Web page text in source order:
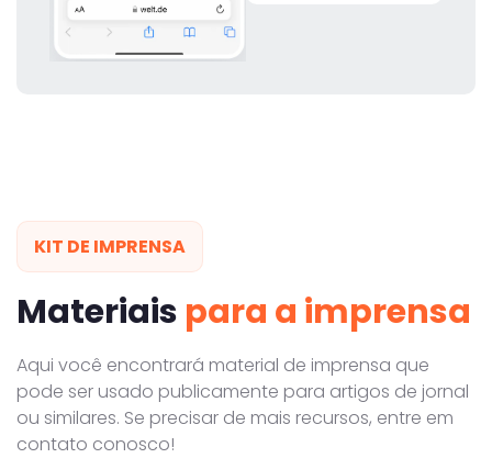
KIT DE IMPRENSA
Materiais para a imprensa
Aqui você encontrará material de imprensa que
pode ser usado publicamente para artigos de jornal
ou similares. Se precisar de mais recursos, entre em
contato conosco!